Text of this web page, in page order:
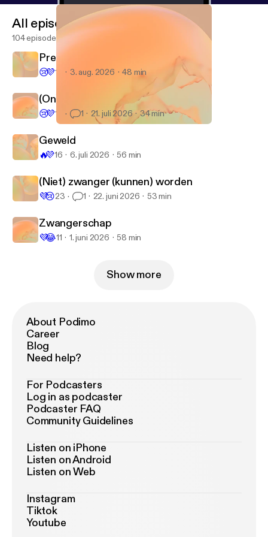
00247482353%2F&name=Psychologie%20voor%
20het%20echte%20leven
@depodcastpsycholoog [
https://www.instagram.co
m/depodcastpsycholoog/
------------ Hosted on Acast. See acast.com/privacy
[https://acast.com/privacy ] for more information.
De Podcast Psycholoog
All episodes
104 episodes
Presteren onder druk
😢💜17 3. aug. 2026 48 min
(On)toerekeningsvatbaarheid
😢💜1K 1 21. juli 2026 34 min
Geweld
🔥💜16 6. juli 2026 56 min
(Niet) zwanger (kunnen) worden
💜😢23 1 22. juni 2026 53 min
Zwangerschap
💜😂11 1. juni 2026 58 min
Show more
About Podimo
Career
Blog
Need help?
For Podcasters
Log in as podcaster
Podcaster FAQ
Community Guidelines
Listen on iPhone
Listen on Android
Listen on Web
Instagram
Tiktok
Youtube